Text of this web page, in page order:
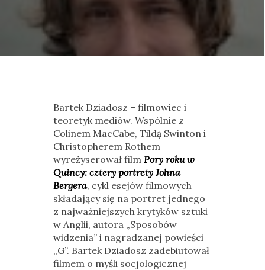
Bartek Dziadosz – filmowiec i
teoretyk mediów. Wspólnie z
Colinem MacCabe, Tildą Swinton i
Christopherem Rothem
wyreżyserował film Pory roku w
Quincy: cztery portrety Johna
Bergera, cykl esejów filmowych
składający się na portret jednego
z najważniejszych krytyków sztuki
w Anglii, autora „Sposobów
widzenia” i nagradzanej powieści
„G”. Bartek Dziadosz zadebiutował
filmem o myśli socjologicznej